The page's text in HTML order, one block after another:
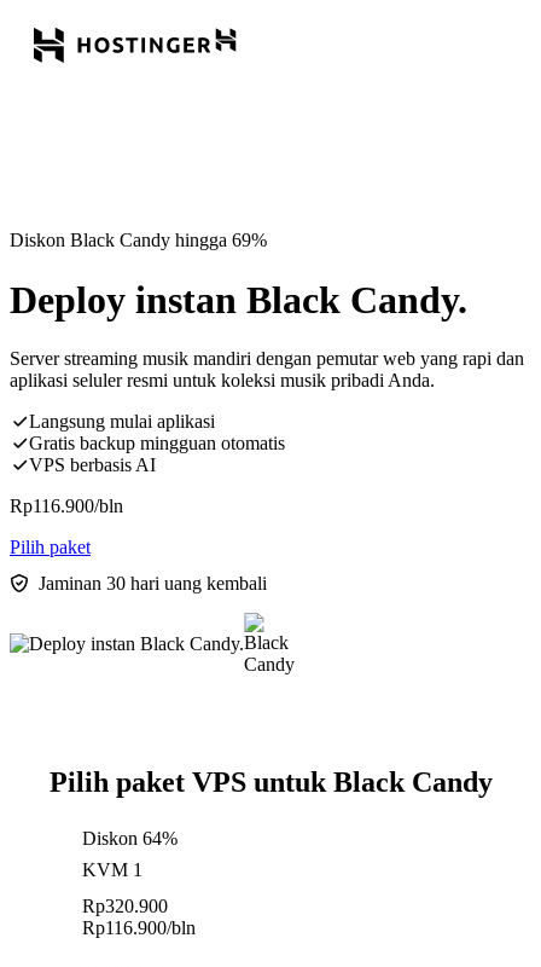
Diskon Black Candy hingga 69%
Deploy instan Black Candy.
Server streaming musik mandiri dengan pemutar web yang rapi dan
aplikasi seluler resmi untuk koleksi musik pribadi Anda.
Langsung mulai aplikasi
Gratis backup mingguan otomatis
VPS berbasis AI
Rp116.900/bln
Pilih paket
Jaminan 30 hari uang kembali
Pilih paket VPS untuk Black Candy
Diskon 64%
KVM 1
Rp320.900
Rp116.900/bln